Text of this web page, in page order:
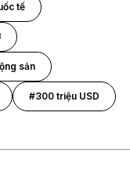
tế
sản
#300 triệu USD